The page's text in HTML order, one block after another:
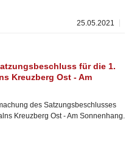
25.05.2021
für die 1.
Kreuzberg Ost - Am
des Satzungsbeschlusses
Kreuzberg Ost - Am Sonnenhang.